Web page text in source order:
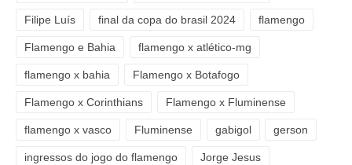
Filipe Luís final da copa do brasil 2024 flamengo
Flamengo e Bahia flamengo x atlético-mg
flamengo x bahia Flamengo x Botafogo
Flamengo x Corinthians Flamengo x Fluminense
flamengo x vasco Fluminense gabigol gerson
ingressos do jogo do flamengo Jorge Jesus